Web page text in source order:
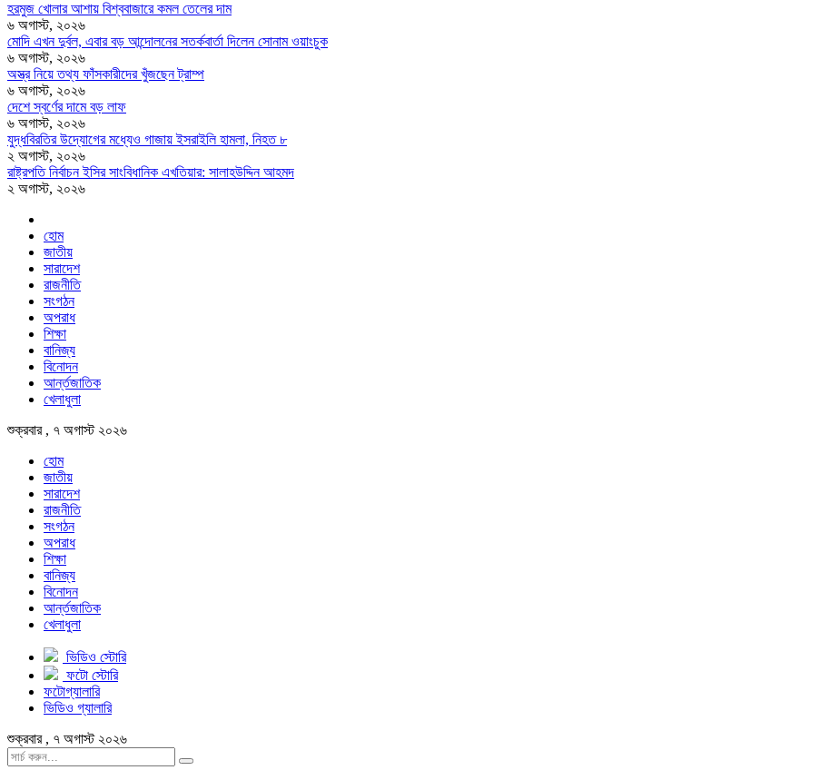
হরমুজ খোলার আশায় বিশ্ববাজারে কমল তেলের দাম
৬ অগাস্ট, ২০২৬
মোদি এখন দুর্বল, এবার বড় আন্দোলনের সতর্কবার্তা দিলেন সোনাম ওয়াংচুক
৬ অগাস্ট, ২০২৬
অস্ত্র নিয়ে তথ্য ফাঁসকারীদের খুঁজছেন ট্রাম্প
৬ অগাস্ট, ২০২৬
দেশে স্বর্ণের দামে বড় লাফ
৬ অগাস্ট, ২০২৬
যুদ্ধবিরতির উদ্যোগের মধ্যেও গাজায় ইসরাইলি হামলা, নিহত ৮
২ অগাস্ট, ২০২৬
রাষ্ট্রপতি নির্বাচন ইসির সাংবিধানিক এখতিয়ার: সালাহউদ্দিন আহমদ
২ অগাস্ট, ২০২৬
হোম
জাতীয়
সারাদেশ
রাজনীতি
সংগঠন
অপরাধ
শিক্ষা
বানিজ্য
বিনোদন
আর্ন্তজাতিক
খেলাধুলা
শুক্রবার , ৭ অগাস্ট ২০২৬
হোম
জাতীয়
সারাদেশ
রাজনীতি
সংগঠন
অপরাধ
শিক্ষা
বানিজ্য
বিনোদন
আর্ন্তজাতিক
খেলাধুলা
ভিডিও স্টোরি
ফটো স্টোরি
ফটোগ্যালারি
ভিডিও গ্যালারি
শুক্রবার , ৭ অগাস্ট ২০২৬